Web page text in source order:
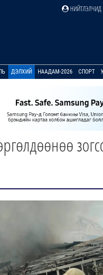
НИЙТЛЭЛЧИД
ДЭЛХИЙ НААДАМ-2026 СПОРТ